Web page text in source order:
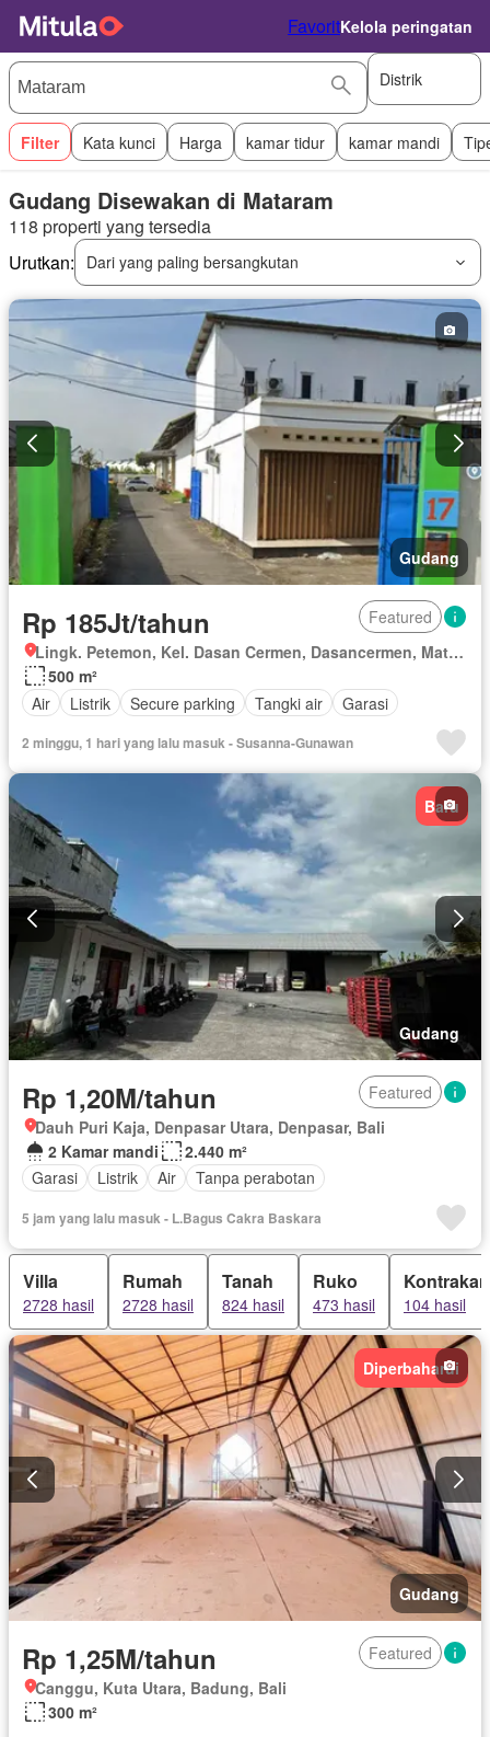
FavoritKelola peringatan
Distrik
Filter Kata kunci Harga kamar tidur kamar mandi
Gudang Disewakan di Mataram
118 properti yang tersedia
Urutkan:
Dari yang paling bersangkutan
Gudang
Rp 185Jt/tahun
Featured
Lingk. Petemon, Kel. Dasan Cermen, Dasancermen, Mataram, Kec. Mataram, Nusa Tenggara Barat
500 m²
Air
Listrik Secure parking Tangki air Garasi
2 minggu, 1 hari yang lalu masuk - Susanna-Gunawan
Baru
Gudang
Rp 1,20M/tahun
Featured
Dauh Puri Kaja, Denpasar Utara, Denpasar, Bali
2 Kamar mandi
2.440 m²
Garasi
Listrik Air Tanpa perabotan
5 jam yang lalu masuk - L.Bagus Cakra Baskara
Villa
2728 hasil
Rumah
2728 hasil
Tanah
824 hasil
Ruko
473 hasil
Kontrakan
104 hasil
Diperbaharui
Gudang
Rp 1,25M/tahun
Featured
Canggu, Kuta Utara, Badung, Bali
300 m²